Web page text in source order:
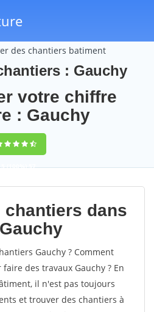
des chantiers batiment
: Gauchy
votre chiffre
: Gauchy
(100%)57
votes
chantiers dans
Gauchy ? Comment
des travaux Gauchy ? En
il n'est pas toujours
et trouver des chantiers à